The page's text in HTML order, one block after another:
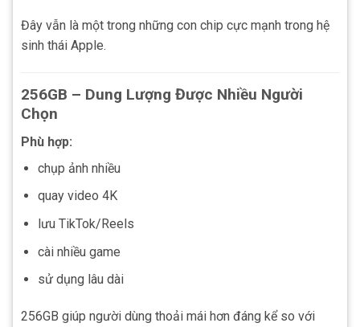
Đây vẫn là một trong những con chip cực mạnh trong hệ
sinh thái Apple.
256GB – Dung Lượng Được Nhiều Người
Chọn
Phù hợp:
chụp ảnh nhiều
quay video 4K
lưu TikTok/Reels
cài nhiều game
sử dụng lâu dài
256GB giúp người dùng thoải mái hơn đáng kể so với